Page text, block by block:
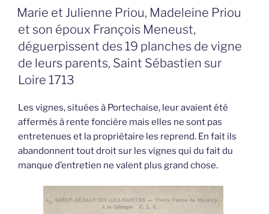
LE
Marie et Julienne Priou, Madeleine Priou
et son époux François Meneust,
déguerpissent des 19 planches de vigne
de leurs parents, Saint Sébastien sur
Loire 1713
Les vignes, situées à Portechaise, leur avaient été
affermés à rente foncière mais elles ne sont pas
entretenues et la propriétaire les reprend. En fait ils
abandonnent tout droit sur les vignes qui du fait du
manque d’entretien ne valent plus grand chose.